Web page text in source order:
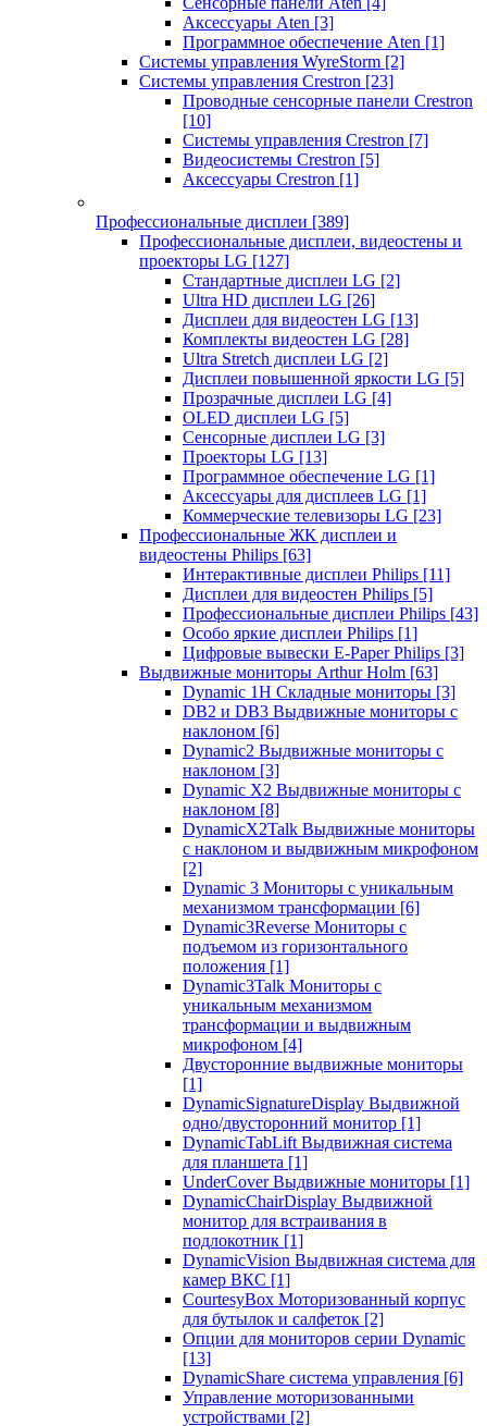
Аксессуары Aten [3]
Программное обеспечение Aten [1]
Системы управления WyreStorm [2]
Системы управления Crestron [23]
Проводные сенсорные панели Crestron
[10]
Системы управления Crestron [7]
Видеосистемы Crestron [5]
Аксессуары Crestron [1]
Профессиональные дисплеи [389]
Профессиональные дисплеи, видеостены и
проекторы LG [127]
Стандартные дисплеи LG [2]
Ultra HD дисплеи LG [26]
Дисплеи для видеостен LG [13]
Комплекты видеостен LG [28]
Ultra Stretch дисплеи LG [2]
Дисплеи повышенной яркости LG [5]
Прозрачные дисплеи LG [4]
OLED дисплеи LG [5]
Сенсорные дисплеи LG [3]
Проекторы LG [13]
Программное обеспечение LG [1]
Аксессуары для дисплеев LG [1]
Коммерческие телевизоры LG [23]
Профессиональные ЖК дисплеи и
видеостены Philips [63]
Интерактивные дисплеи Philips [11]
Дисплеи для видеостен Philips [5]
Профессиональные дисплеи Philips [43]
Особо яркие дисплеи Philips [1]
Цифровые вывески E-Paper Philips [3]
Выдвижные мониторы Arthur Holm [63]
Dynamic 1Н Складные мониторы [3]
DB2 и DB3 Выдвижные мониторы с
наклоном [6]
Dynamic2 Выдвижные мониторы с
наклоном [3]
Dynamic X2 Выдвижные мониторы с
наклоном [8]
DynamicX2Talk Выдвижные мониторы
с наклоном и выдвижным микрофоном
[2]
Dynamic 3 Мониторы с уникальным
механизмом трансформации [6]
Dynamic3Reverse Мониторы с
подъемом из горизонтального
положения [1]
Dynamic3Talk Мониторы с
уникальным механизмом
трансформации и выдвижным
микрофоном [4]
Двусторонние выдвижные мониторы
[1]
DynamicSignatureDisplay Выдвижной
одно/двусторонний монитор [1]
DynamicTabLift Выдвижная система
для планшета [1]
UnderCover Выдвижные мониторы [1]
DynamicChairDisplay Выдвижной
монитор для встраивания в
подлокотник [1]
DynamicVision Выдвижная система для
камер ВКС [1]
CourtesyBox Моторизованный корпус
для бутылок и салфеток [2]
Опции для мониторов серии Dynamic
[13]
DynamicShare система управления [6]
Управление моторизованными
устройствами [2]